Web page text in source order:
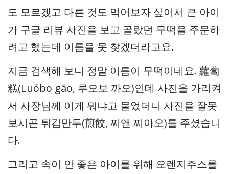
도 모르겠고 다른 것도 먹어보자 싶어서 큰 아이
가 구글 리뷰 사진을 보고 골랐던 무떡을 주문하
려고 했는데 이름을 못 찾겠더라고요.
지금 검색해 보니 정말 이름이 무떡이네요. 蘿蔔
糕(Luóbo gāo, 루오보 까오)인데 사진을 가리켜
서 사장님께 이게 뭐냐고 물었더니 사진을 잘못
보시곤 튀김만두(煎餃, 찌앤 찌아오)를 주셨습니
다.
그리고 속이 안 좋은 아이를 위해 오렌지주스를